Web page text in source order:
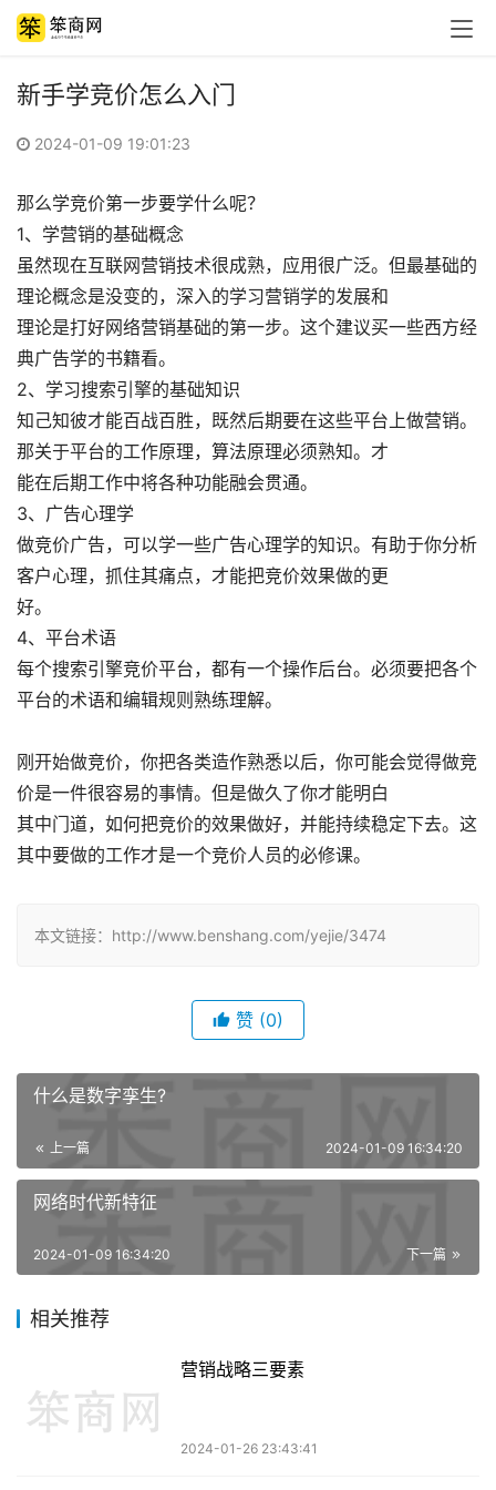
新手学竞价怎么入门
2024-01-09 19:01:23
那么学竞价第一步要学什么呢？
1、学营销的基础概念
虽然现在互联网营销技术很成熟，应用很广泛。但最基础的
理论概念是没变的，深入的学习营销学的发展和
理论是打好网络营销基础的第一步。这个建议买一些西方经
典广告学的书籍看。
2、学习搜索引擎的基础知识
知己知彼才能百战百胜，既然后期要在这些平台上做营销。
那关于平台的工作原理，算法原理必须熟知。才
能在后期工作中将各种功能融会贯通。
3、广告心理学
做竞价广告，可以学一些广告心理学的知识。有助于你分析
客户心理，抓住其痛点，才能把竞价效果做的更
好。
4、平台术语
每个搜索引擎竞价平台，都有一个操作后台。必须要把各个
平台的术语和编辑规则熟练理解。
刚开始做竞价，你把各类造作熟悉以后，你可能会觉得做竞
价是一件很容易的事情。但是做久了你才能明白
其中门道，如何把竞价的效果做好，并能持续稳定下去。这
其中要做的工作才是一个竞价人员的必修课。
本文链接：http://www.benshang.com/yejie/3474
赞 (0)
什么是数字孪生?
上一篇 2024-01-09 16:34:20
网络时代新特征
下一篇
2024-01-09 16:34:20
相关推荐
营销战略三要素
2024-01-26 23:43:41